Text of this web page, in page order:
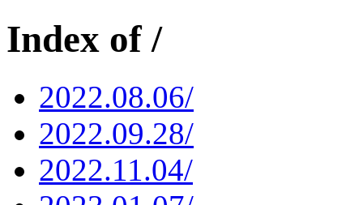
Index of /
2022.08.06/
2022.09.28/
2022.11.04/